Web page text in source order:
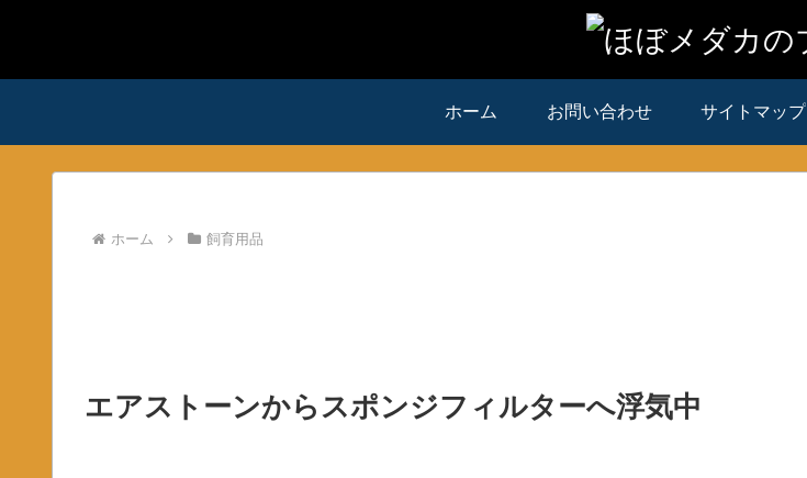
ホーム お問い合わせ サイトマップ
ホーム 飼育用品
エアストーンからスポンジフィルターへ浮気中